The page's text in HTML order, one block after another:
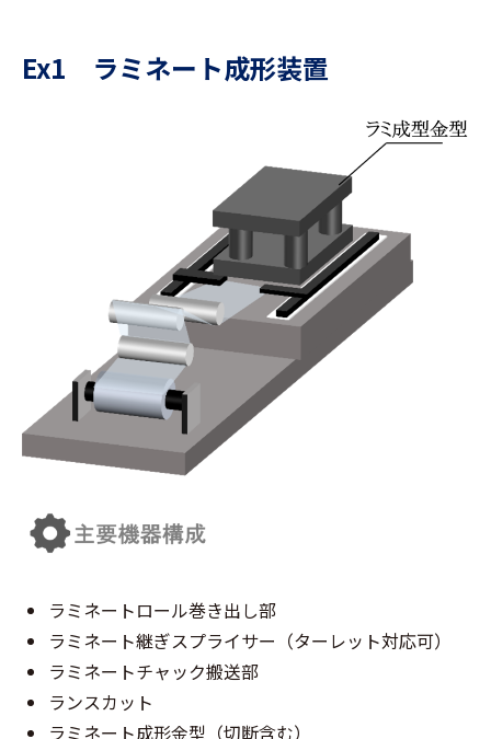
Ex1 ラミネート成形装置
ラミネートロール巻き出し部
ラミネート継ぎスプライサー（ターレット対応可）
ラミネートチャック搬送部
ランスカット
ラミネート成形金型（切断含む）